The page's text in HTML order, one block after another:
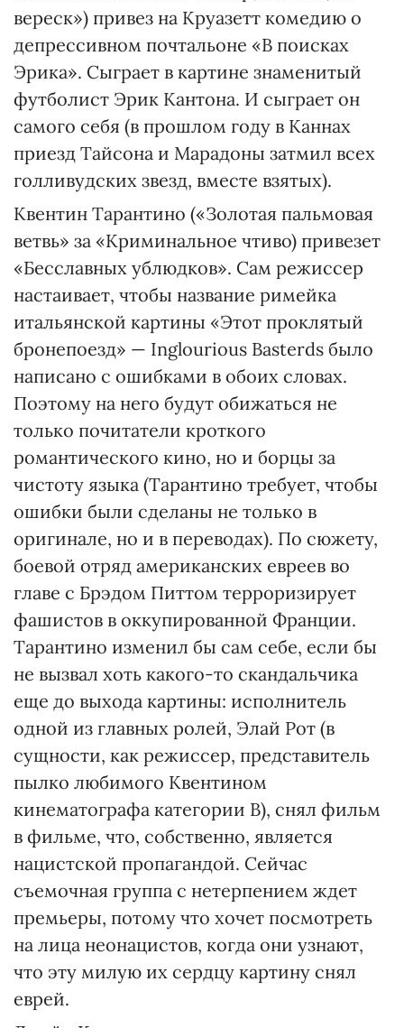
вереск») привез на Круазетт комедию о
депрессивном почтальоне «В поисках
Эрика». Сыграет в картине знаменитый
футболист Эрик Кантона. И сыграет он
самого себя (в прошлом году в Каннах
приезд Тайсона и Марадоны затмил всех
голливудских звезд, вместе взятых).
Квентин Тарантино («Золотая пальмовая
ветвь» за «Криминальное чтиво) привезет
«Бесславных ублюдков». Сам режиссер
настаивает, чтобы название римейка
итальянской картины «Этот проклятый
бронепоезд» — Inglourious Basterds было
написано с ошибками в обоих словах.
Поэтому на него будут обижаться не
только почитатели кроткого
романтического кино, но и борцы за
чистоту языка (Тарантино требует, чтобы
ошибки были сделаны не только в
оригинале, но и в переводах). По сюжету,
боевой отряд американских евреев во
главе с Брэдом Питтом терроризирует
фашистов в оккупированной Франции.
Тарантино изменил бы сам себе, если бы
не вызвал хоть какого-то скандальчика
еще до выхода картины: исполнитель
одной из главных ролей, Элай Рот (в
сущности, как режиссер, представитель
пылко любимого Квентином
кинематографа категории В), снял фильм
в фильме, что, собственно, является
нацистской пропагандой. Сейчас
съемочная группа с нетерпением ждет
премьеры, потому что хочет посмотреть
на лица неонацистов, когда они узнают,
что эту милую их сердцу картину снял
еврей.